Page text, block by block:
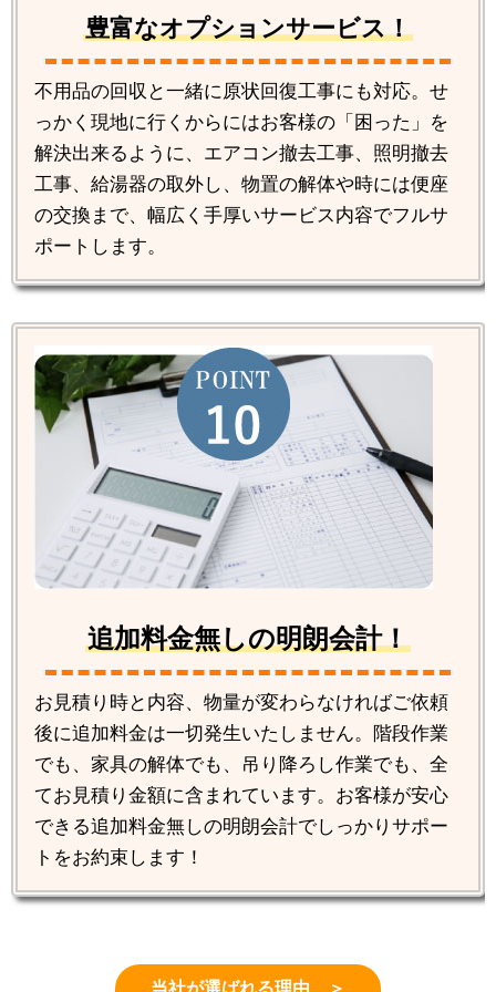
豊富なオプションサービス！
不用品の回収と一緒に原状回復工事にも対応。せ
っかく現地に行くからにはお客様の「困った」を
解決出来るように、エアコン撤去工事、照明撤去
工事、給湯器の取外し、物置の解体や時には便座
の交換まで、幅広く手厚いサービス内容でフルサ
ポートします。
追加料金無しの明朗会計！
お見積り時と内容、物量が変わらなければご依頼
後に追加料金は一切発生いたしません。階段作業
でも、家具の解体でも、吊り降ろし作業でも、全
てお見積り金額に含まれています。お客様が安心
できる追加料金無しの明朗会計でしっかりサポー
トをお約束します！
当社が選ばれる理由 ＞